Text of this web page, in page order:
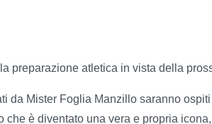
preparazione atletica in vista della
da Mister Foglia Manzillo saranno
è diventato una vera e propria